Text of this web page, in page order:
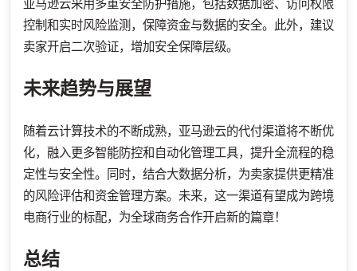
亚马逊云采用多重安全防护措施，包括数据加密、访问权限
控制和实时风险监测，保障资金与数据的安全。此外，建议
卖家开启二次验证，增加安全保障层级。
未来趋势与展望
随着云计算技术的不断成熟，亚马逊云的代付渠道将不断优
化，融入更多智能防控和自动化管理工具，提升全流程的稳
定性与安全性。同时，结合大数据分析，为卖家提供更精准
的风险评估和资金管理方案。未来，这一渠道有望成为跨境
电商行业的标配，为全球商务合作开启新的篇章！
总结